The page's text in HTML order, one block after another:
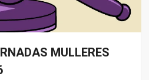
MULLERES